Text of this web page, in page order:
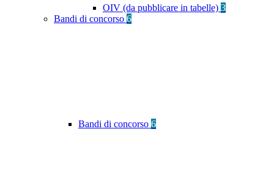
OIV (da pubblicare in tabelle) 3
Bandi di concorso 6
Bandi di concorso 6